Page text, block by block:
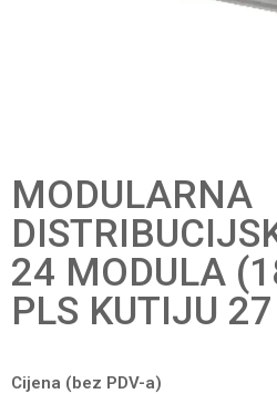
MODULARNA
24 MODULA
PLS KUTIJU
Cijena (bez PDV-a)